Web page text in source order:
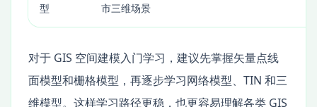
型
市三维场景
对于 GIS 空间建模入门学习，建议先掌握矢量点线
面模型和栅格模型，再逐步学习网络模型、TIN 和三
维模型。这样学习路径更稳，也更容易理解各类 GIS